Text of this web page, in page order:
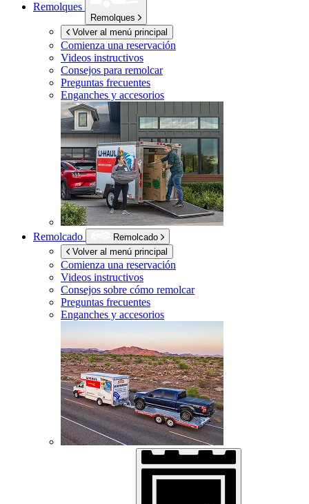
Remolques
Remolques
Volver al menú principal
Comienza una reservación
Videos instructivos
Consejos para remolcar
Preguntas frecuentes
Enganches y accesorios
Remolcado
Remolcado
Volver al menú principal
Comienza una reservación
Videos instructivos
Consejos sobre cómo remolcar
Preguntas frecuentes
Enganches y accesorios